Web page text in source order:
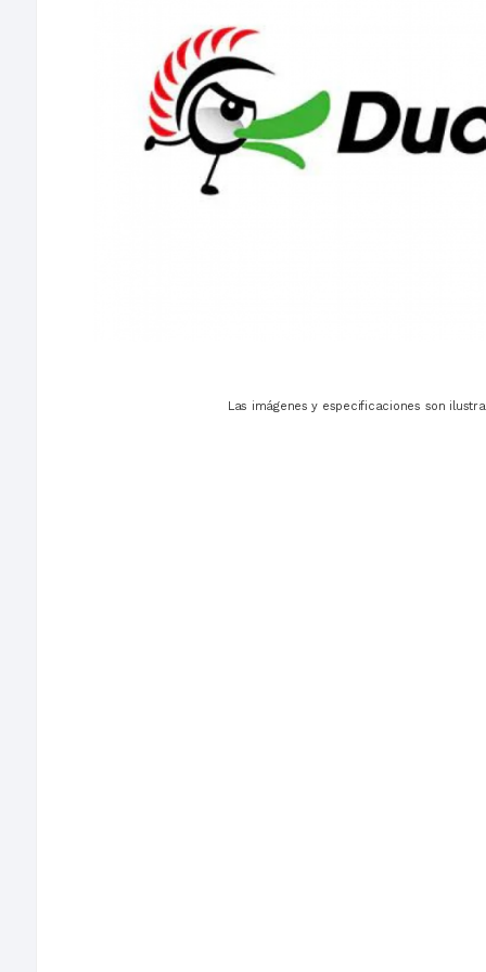
Las imágenes y especificaciones son